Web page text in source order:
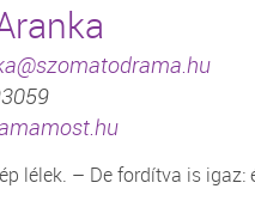
lélek. – De fordítva is